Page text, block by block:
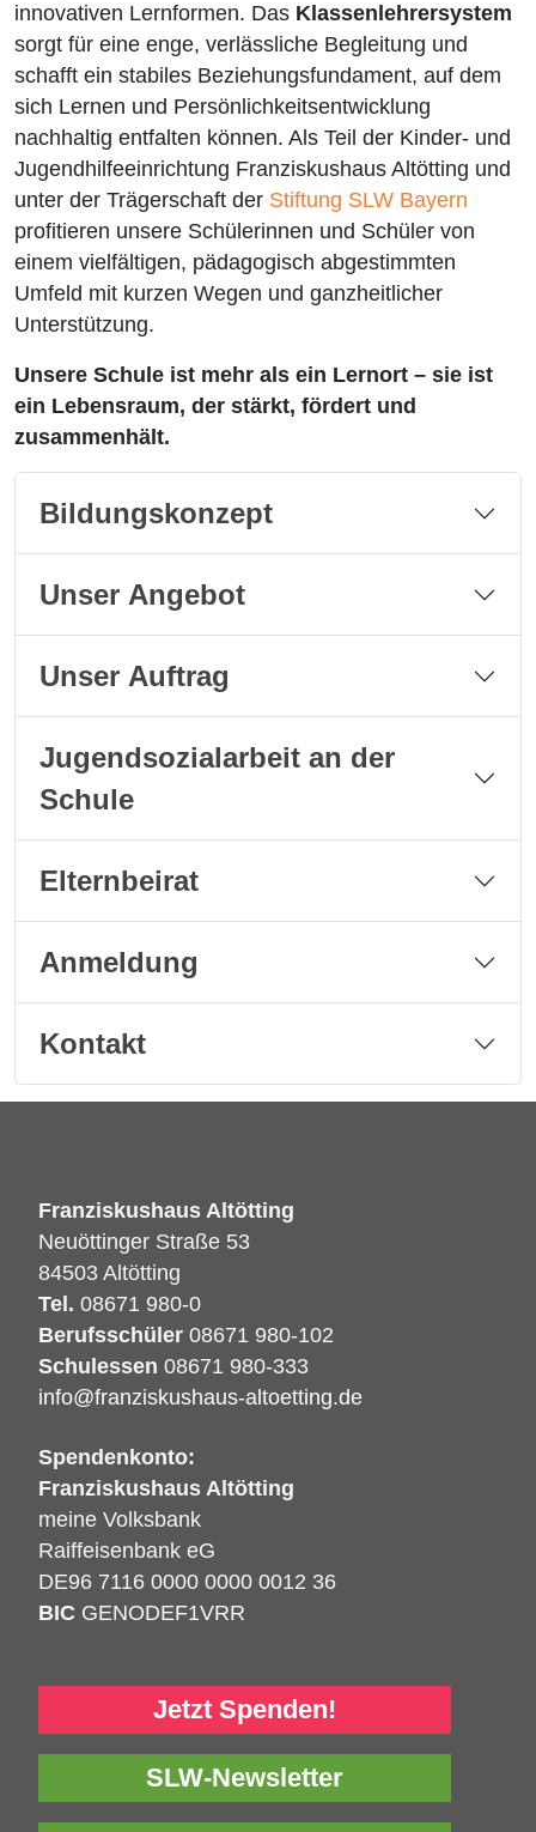
innovativen Lernformen. Das Klassenlehrersystem
sorgt für eine enge, verlässliche Begleitung und
schafft ein stabiles Beziehungsfundament, auf dem
sich Lernen und Persönlichkeitsentwicklung
nachhaltig entfalten können. Als Teil der Kinder- und
Jugendhilfeeinrichtung Franziskushaus Altötting und
unter der Trägerschaft der Stiftung SLW Bayern
profitieren unsere Schülerinnen und Schüler von
einem vielfältigen, pädagogisch abgestimmten
Umfeld mit kurzen Wegen und ganzheitlicher
Unterstützung.
Unsere Schule ist mehr als ein Lernort – sie ist
ein Lebensraum, der stärkt, fördert und
zusammenhält.
Bildungskonzept
Unser Angebot
Unser Auftrag
Jugendsozialarbeit an der
Schule
Elternbeirat
Anmeldung
Kontakt
Franziskushaus Altötting
Neuöttinger Straße 53
84503 Altötting
Tel. 08671 980-0
Berufsschüler 08671 980-102
Schulessen 08671 980-333
info@franziskushaus-altoetting.de
Spendenkonto:
Franziskushaus Altötting
meine Volksbank
Raiffeisenbank eG
DE96 7116 0000 0000 0012 36
BIC GENODEF1VRR
Jetzt Spenden!
SLW-Newsletter